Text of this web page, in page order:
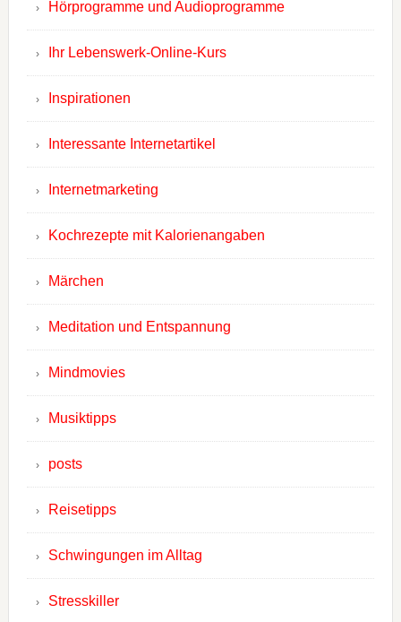
Hörprogramme und Audioprogramme
Ihr Lebenswerk-Online-Kurs
Inspirationen
Interessante Internetartikel
Internetmarketing
Kochrezepte mit Kalorienangaben
Märchen
Meditation und Entspannung
Mindmovies
Musiktipps
posts
Reisetipps
Schwingungen im Alltag
Stresskiller